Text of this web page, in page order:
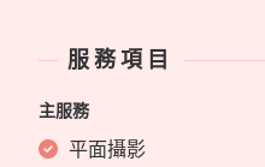
服務項目
主服務
平面攝影